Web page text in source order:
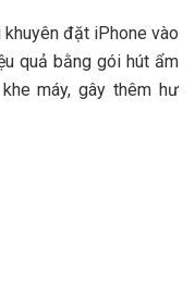
đặt iPhone vào
quả bằng gói hút ẩm
máy, gây thêm hư